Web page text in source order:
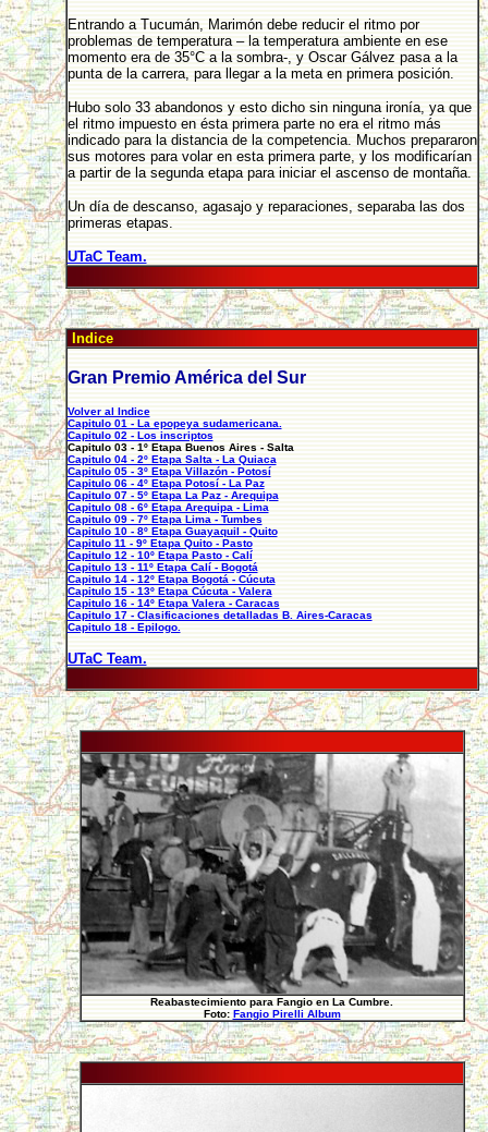
Entrando a Tucumán, Marimón debe reducir el ritmo por
problemas de temperatura – la temperatura ambiente en ese
momento era de 35°C a la sombra-, y Oscar Gálvez pasa a la
punta de la carrera, para llegar a la meta en primera posición.
Hubo solo 33 abandonos y esto dicho sin ninguna ironía, ya que
el ritmo impuesto en ésta primera parte no era el ritmo más
indicado para la distancia de la competencia. Muchos prepararon
sus motores para volar en esta primera parte, y los modificarían
a partir de la segunda etapa para iniciar el ascenso de montaña.
Un día de descanso, agasajo y reparaciones, separaba las dos
primeras etapas.
UTaC Team.
Indice
Gran Premio América del Sur
Volver al Indice
Capitulo 01 - La epopeya sudamericana.
Capitulo 02 - Los inscriptos
Capitulo 03 - 1º Etapa Buenos Aires - Salta
Capitulo 04 - 2º Etapa Salta - La Quiaca
Capitulo 05 - 3º Etapa Villazón - Potosí
Capitulo 06 - 4º Etapa Potosí - La Paz
Capitulo 07 - 5º Etapa La Paz - Arequipa
Capitulo 08 - 6º Etapa Arequipa - Lima
Capitulo 09 - 7º Etapa Lima - Tumbes
Capitulo 10 - 8º Etapa Guayaquil - Quito
Capitulo 11 - 9º Etapa Quito - Pasto
Capitulo 12 - 10º Etapa Pasto - Calí
Capitulo 13 - 11º Etapa Calí - Bogotá
Capitulo 14 - 12º Etapa Bogotá - Cúcuta
Capitulo 15 - 13º Etapa Cúcuta - Valera
Capitulo 16 - 14º Etapa Valera - Caracas
Capitulo 17 - Clasificaciones detalladas B. Aires-Caracas
Capitulo 18 - Epilogo.
UTaC Team.
Reabastecimiento para Fangio en La Cumbre.
Foto: Fangio Pirelli Album